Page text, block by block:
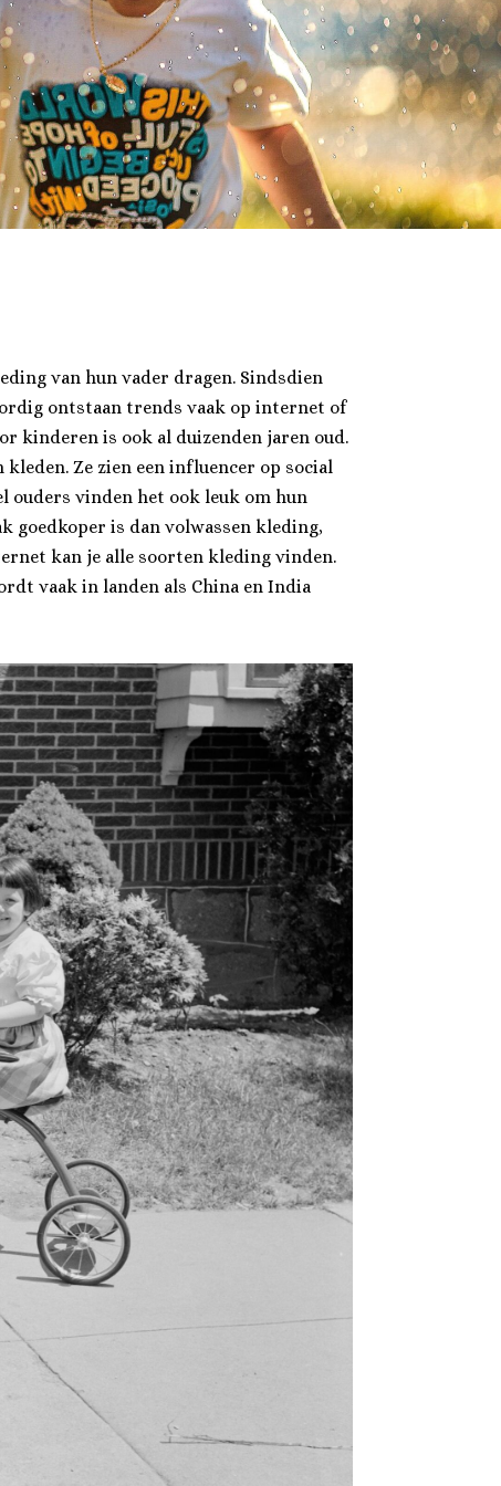
van hun vader dragen. Sindsdien
ontstaan trends vaak op internet of
kinderen is ook al duizenden jaren oud.
Ze zien een influencer op social
ouders vinden het ook leuk om hun
goedkoper is dan volwassen kleding,
kan je alle soorten kleding vinden.
vaak in landen als China en India